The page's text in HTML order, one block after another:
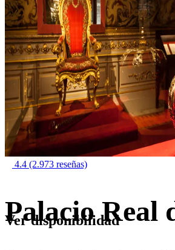
4.4 (2.973 reseñas)
Palacio Real
Ver disponibilidad